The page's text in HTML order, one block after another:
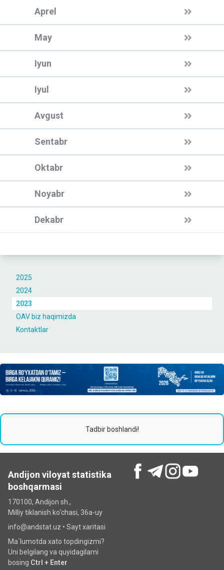
2025
2024
2023
OAV biz haqimizda
Kontaktlar
Aprel
May
Iyun
Iyul
Avgust
Sentabr
Oktabr
Noyabr
Dekabr
Tadbir boshlandi!
Andijon viloyat statistika
boshqarmasi
170100, Andijon sh.,
Milliy tiklanish ko‘chаsi, 36a-uy
info@andstat.uz • Sayt xaritasi
Ma`lumotda xato topdingizmi?
Uni belgilang va quyidagilarni
bosing Ctrl + Enter